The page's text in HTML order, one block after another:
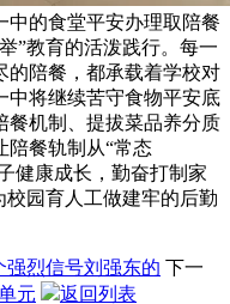
中的食堂平安办理取陪餐
”教育的活泼践行。每一
的陪餐，都承载着学校对
中将继续苦守食物平安底
餐机制、提拔菜品养分质
陪餐轨制从“常态
健康成长，勤奋打制家
校园育人工做建牢的后勤
强烈信号刘强东的 下一
元 返回列表